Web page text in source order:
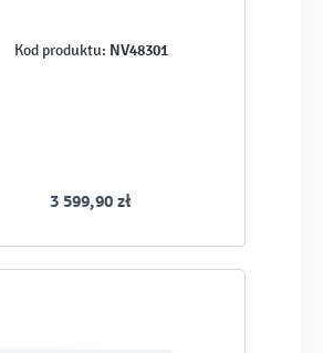
Kod produktu: NV48301
3 599,90 zł